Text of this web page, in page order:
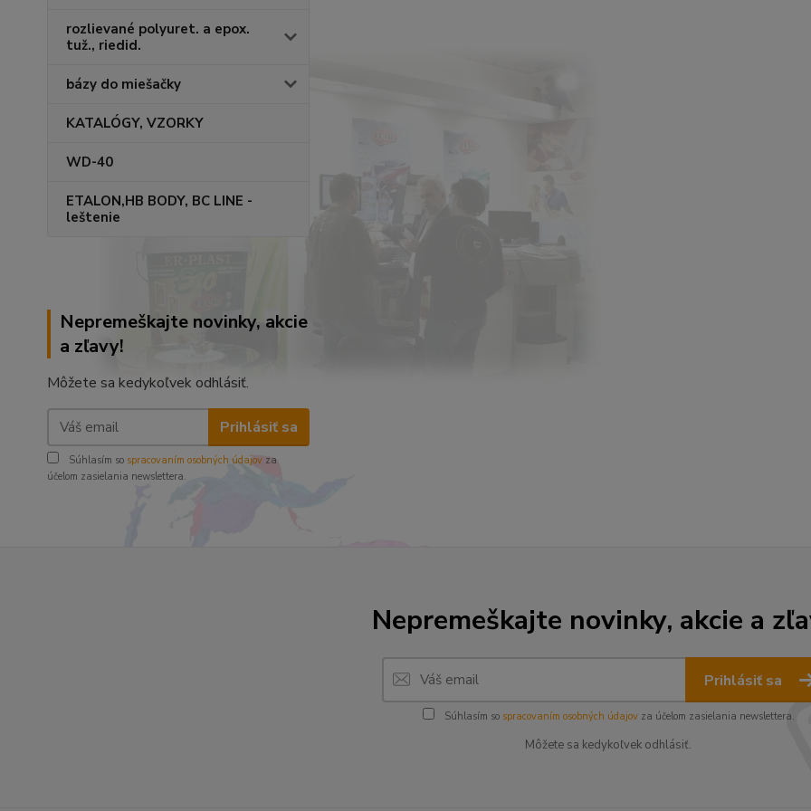
rozlievané polyuret. a epox.
tuž., riedid.
bázy do miešačky
KATALÓGY, VZORKY
WD-40
ETALON,HB BODY, BC LINE -
leštenie
Nepremeškajte novinky, akcie
a zľavy!
Môžete sa kedykoľvek odhlásiť.
Prihlásiť sa
Súhlasím so spracovaním osobných údajov za
účelom zasielania newslettera.
Nepremeškajte novinky, akcie a
Prihlásiť sa
Súhlasím so spracovaním osobných údajovza účelom zasielania newslettera.
Môžete sa kedykoľvek odhlásiť.